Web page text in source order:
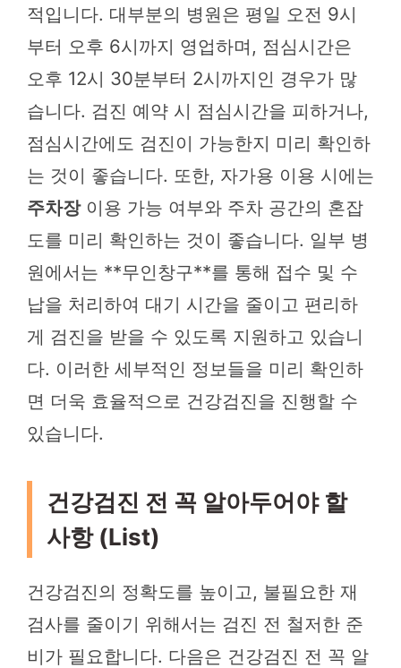
적입니다. 대부분의 병원은 평일 오전 9시
부터 오후 6시까지 영업하며, 점심시간은
오후 12시 30분부터 2시까지인 경우가 많
습니다. 검진 예약 시 점심시간을 피하거나,
점심시간에도 검진이 가능한지 미리 확인하
는 것이 좋습니다. 또한, 자가용 이용 시에는
주차장이용 가능 여부와 주차 공간의 혼잡
도를 미리 확인하는 것이 좋습니다. 일부 병
원에서는 **무인창구**를 통해 접수 및 수
납을 처리하여 대기 시간을 줄이고 편리하
게 검진을 받을 수 있도록 지원하고 있습니
다. 이러한 세부적인 정보들을 미리 확인하
면 더욱 효율적으로 건강검진을 진행할 수
있습니다.
건강검진 전 꼭 알아두어야 할
사항 (List)
건강검진의 정확도를 높이고, 불필요한 재
검사를 줄이기 위해서는 검진 전 철저한 준
비가 필요합니다. 다음은 건강검진 전 꼭 알